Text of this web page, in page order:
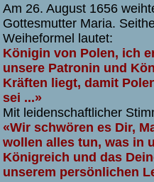
Am 26. August 1656
Gottesmutter Maria.
Weiheformel lautet:
Königin von Polen, ich
unsere Patronin und
Kräften liegt, damit
sei ...»
Mit leidenschaftlicher
«Wir schwören es Dir,
wollen alles tun, was in
Königreich und das
unserem persönlichen